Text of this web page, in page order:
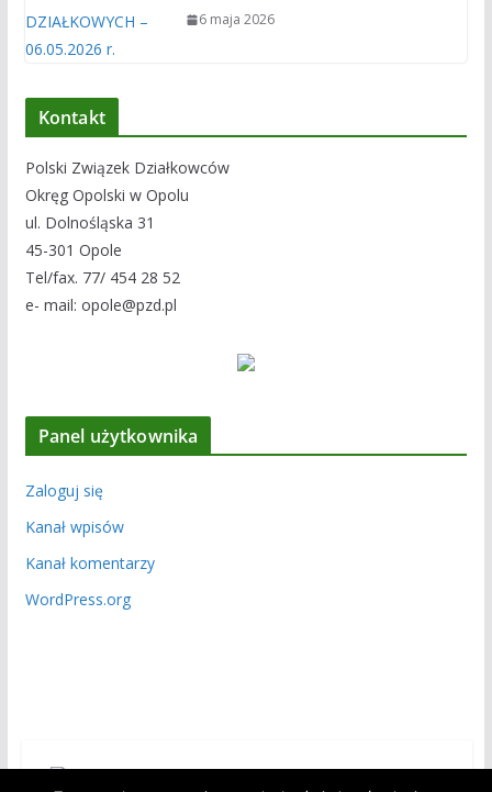
6 maja 2026
Kontakt
Polski Związek Działkowców
Okręg Opolski w Opolu
ul. Dolnośląska 31
45-301 Opole
Tel/fax. 77/ 454 28 52
e- mail: opole@pzd.pl
Panel użytkownika
Zaloguj się
Kanał wpisów
Kanał komentarzy
WordPress.org